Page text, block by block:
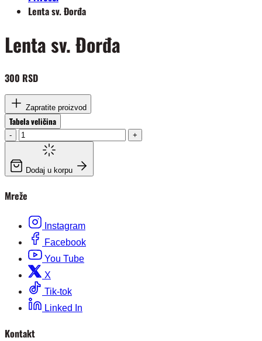
Lenta sv. Đorđa
Lenta sv. Đorđa
300 RSD
Zapratite proizvod
Tabela veličina
- +
Dodaj u korpu
Mreže
Instagram
Facebook
You Tube
X
Tik-tok
Linked In
Kontakt